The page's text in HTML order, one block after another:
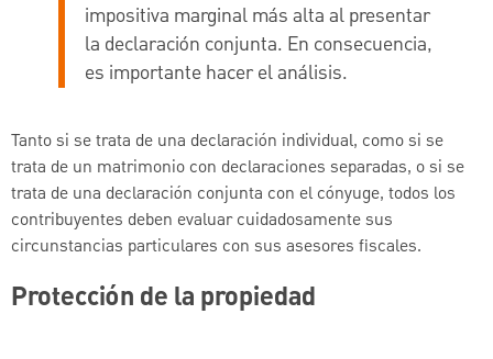
impositiva marginal más alta al presentar
la declaración conjunta. En consecuencia,
es importante hacer el análisis.
Tanto si se trata de una declaración individual, como si se
trata de un matrimonio con declaraciones separadas, o si se
trata de una declaración conjunta con el cónyuge, todos los
contribuyentes deben evaluar cuidadosamente sus
circunstancias particulares con sus asesores fiscales.
Protección de la propiedad